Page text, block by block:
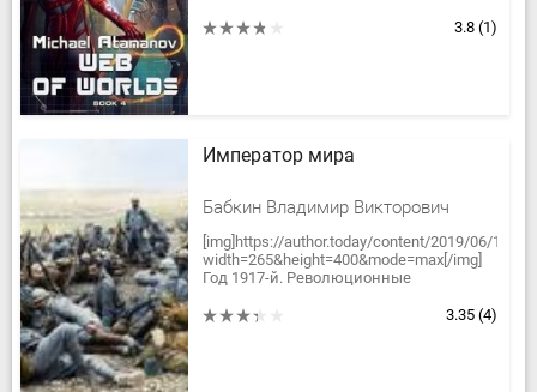
Фракции грозят уничтожением
3.8 (1)
Император мира
Бабкин Владимир Викторович
[img]https://author.today/content/2019/06/10/
width=265&height=400&mode=max[/img]
Год 1917-й. Революционные
3.35 (4)